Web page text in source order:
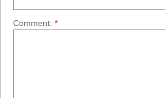
Comment: *